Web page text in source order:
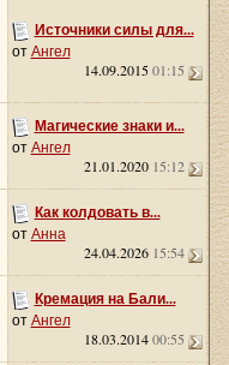
Источники силы для...
отАнгел
14.09.201501:15
Магические знаки и...
отАнгел
21.01.2020 15:12
Как колдовать в...
отАнна
24.04.2026 15:54
Кремация на Бали...
отАнгел
18.03.201400:55